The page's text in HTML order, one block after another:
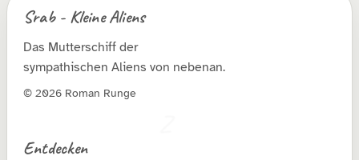
Srab - Kleine Aliens
Das Mutterschiff der
sympathischen Aliens von nebenan.
© 2026 Roman Runge
Entdecken